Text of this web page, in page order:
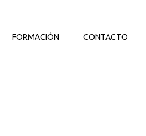
FORMACIÓN CONTACTO